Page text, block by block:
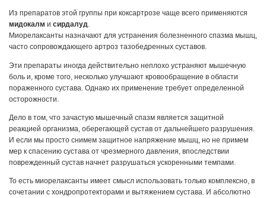
Из препаратов этой группы при коксартрозе чаще всего применяются
мидокалм и сирдалуд.
Миорелаксанты назначают для устранения болезненного спазма мышц,
часто сопровождающего артроз тазобедренных суставов.
Эти препараты иногда действительно неплохо устраняют мышечную
боль и, кроме того, несколько улучшают кровообращение в области
пораженного сустава. Однако их применение требует определенной
осторожности.
Дело в том, что зачастую мышечный спазм является защитной
реакцией организма, оберегающей сустав от дальнейшего разрушения.
И если мы просто снимем защитное напряжение мышц, но не примем
мер к спасению сустава от чрезмерного давления, впоследствии
поврежденный сустав начнет разрушаться ускоренными темпами.
То есть миорелаксанты имеет смысл использовать только комплексно, в
сочетании с хондропротекторами и вытяжением сустава. И абсолютно